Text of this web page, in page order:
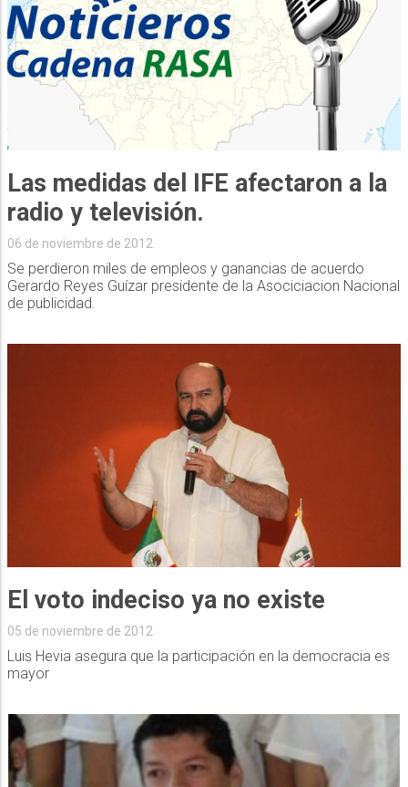
Las medidas del IFE afectaron a la
radio y televisión.
06 de noviembre de 2012
Se perdieron miles de empleos y ganancias de acuerdo
Gerardo Reyes Guízar presidente de la Asociciacion Nacional
de publicidad.
El voto indeciso ya no existe
05 de noviembre de 2012
Luis Hevia asegura que la participación en la democracia es
mayor